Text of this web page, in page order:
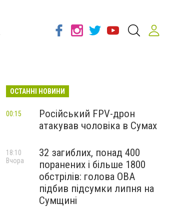
ОСТАННІ НОВИНИ
Російський FPV-дрон
атакував чоловіка в Сумах
00:15
32 загиблих, понад 400
поранених і більше 1800
обстрілів: голова ОВА
підбив підсумки липня на
Сумщині
18:10
Вчора